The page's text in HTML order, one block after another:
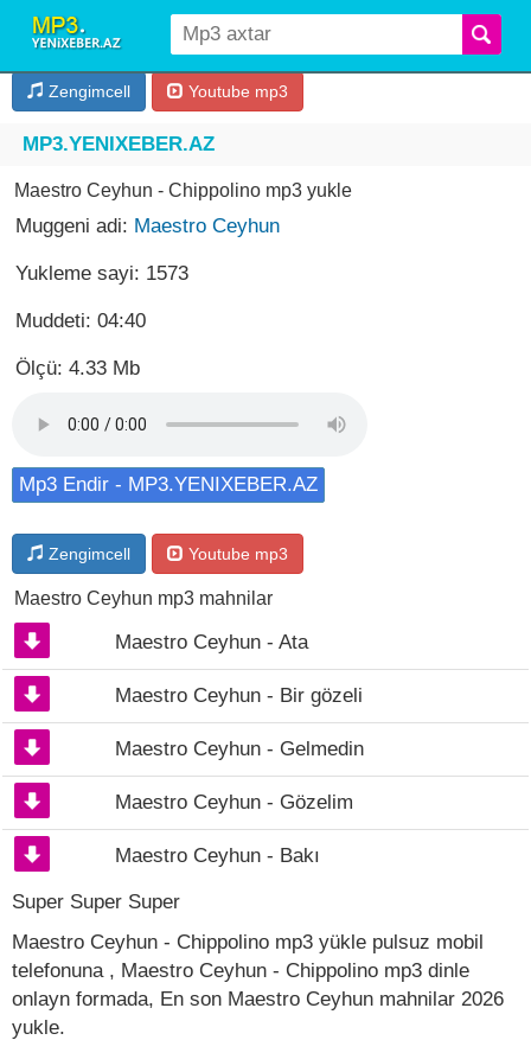
Zengimcell Youtube mp3
MP3.YENIXEBER.AZ
Maestro Ceyhun - Chippolino mp3 yukle
Muggeni adi: Maestro Ceyhun
Yukleme sayi: 1573
Muddeti: 04:40
Ölçü: 4.33 Mb
Mp3 Endir - MP3.YENIXEBER.AZ
Zengimcell Youtube mp3
Maestro Ceyhun mp3 mahnilar
Maestro Ceyhun - Ata
Maestro Ceyhun - Bir gözeli
Maestro Ceyhun - Gelmedin
Maestro Ceyhun - Gözelim
Maestro Ceyhun - Bakı
Super Super Super
Maestro Ceyhun - Chippolino mp3 yükle pulsuz mobil
telefonuna , Maestro Ceyhun - Chippolino mp3 dinle
onlayn formada, En son Maestro Ceyhun mahnilar 2026
yukle.